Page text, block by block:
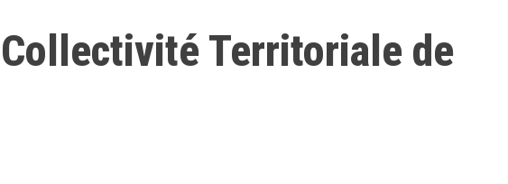
Territoriale de